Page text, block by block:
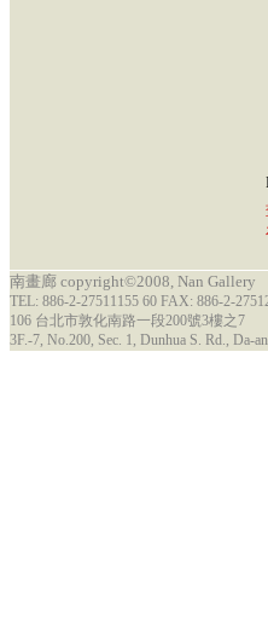
南畫廊 copyright©2008, Nan Gallery
TEL: 886-2-27511155 60 FAX: 886-2-
106 台北市敦化南路一段200號3樓之7
3F.-7, No.200, Sec. 1, Dunhua S. Rd., Da-